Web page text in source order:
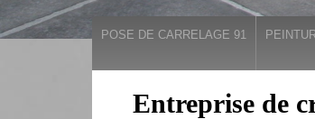
POSE DE CARRELAGE 91
Entreprise de